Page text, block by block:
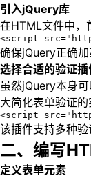
引入jQuery库
在HTML文件中，
<script
确保jQuery正确加
选择合适的验证插
虽然jQuery本身
大简化表单验证的
<script
该插件支持多种
二、编写
定义表单元素